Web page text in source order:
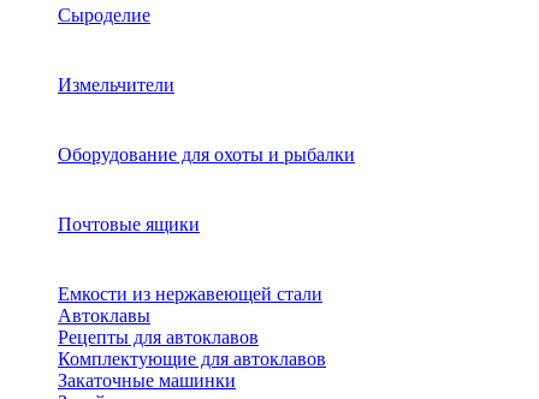
Сыроделие
Измельчители
Оборудование для охоты и рыбалки
Почтовые ящики
Емкости из нержавеющей стали
Автоклавы
Рецепты для автоклавов
Комплектующие для автоклавов
Закаточные машинки